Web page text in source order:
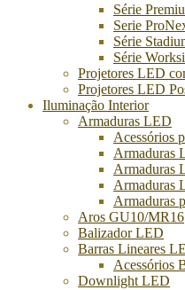
Série
Serie
Série
Série
Projetores LED
Projetores LED
Iluminação Interior
Armaduras LED
Acessórios
Armaduras
Armaduras
Armaduras
Armaduras
Aros GU10/MR16
Balizador LED
Barras Lineares
Acessórios
Downlight LED